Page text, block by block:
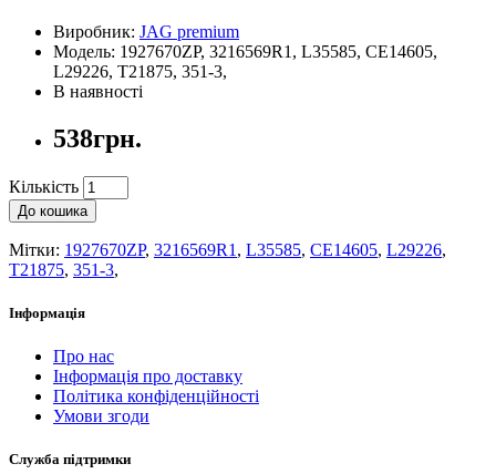
Виробник: JAG premium
Модель: 1927670ZP, 3216569R1, L35585, CE14605,
L29226, T21875, 351-3,
В наявності
538грн.
Кількість
До кошика
Мітки: 1927670ZP, 3216569R1 , L35585, CE14605, L29226,
T21875, 351-3,
Інформація
Про нас
Інформація про доставку
Політика конфіденційності
Умови згоди
Служба підтримки